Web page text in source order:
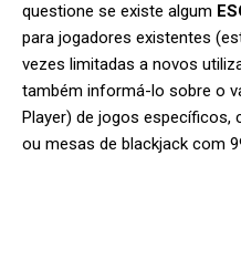
questione se existe algum
para jogadores existentes
vezes limitadas a novos
também informá-lo sobre o
Player) de jogos específicos,
ou mesas de blackjack com